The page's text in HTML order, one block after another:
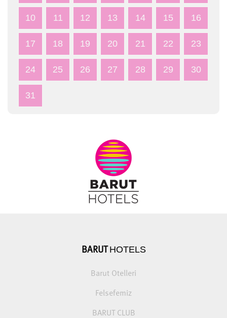
10 11 12 13 14 15 16
17 18 19 20 21 22 23
24 25 26 27 28 29 30
31
BARUT HOTELS
Barut Otelleri
Felsefemiz
BARUT CLUB